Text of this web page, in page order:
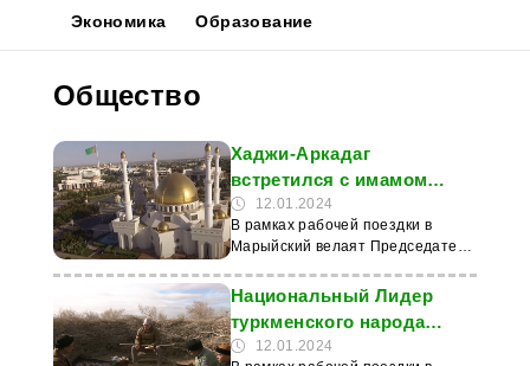
Новости
Медиа
Афиша
Экономика
Образование
Общество
Хаджи-Аркадаг
встретился с имамом
главной мечети
Марыйского велаята
12.01.2024
В рамках рабочей поездки в
Марыйский велаят Председатель
Национальный Лидер
туркменского народа Гурбангулы
Бердымухамедов посетил
главную мечеть региона
Национальный Лидер
туркменского народа
посетил
12.01.2024